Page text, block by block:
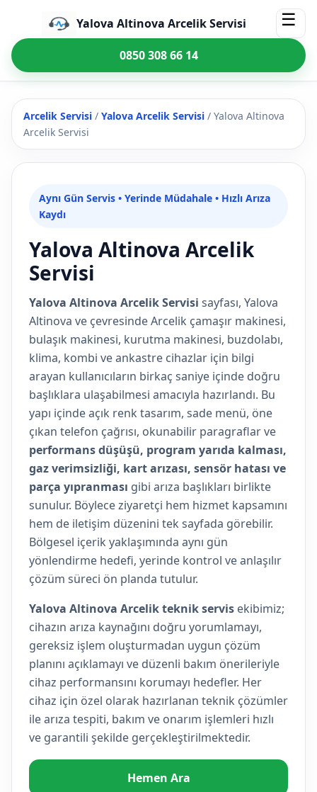
Yalova Altinova Arcelik Servisi ☰
0850 308 66 14
Arcelik Servisi / Yalova Arcelik Servisi / Yalova Altinova
Arcelik Servisi
Aynı Gün Servis • Yerinde Müdahale • Hızlı Arıza
Kaydı
Yalova Altinova Arcelik
Servisi
Yalova Altinova Arcelik Servisi sayfası, Yalova
Altinova ve çevresinde Arcelik çamaşır makinesi,
bulaşık makinesi, kurutma makinesi, buzdolabı,
klima, kombi ve ankastre cihazlar için bilgi
arayan kullanıcıların birkaç saniye içinde doğru
başlıklara ulaşabilmesi amacıyla hazırlandı. Bu
yapı içinde açık renk tasarım, sade menü, öne
çıkan telefon çağrısı, okunabilir paragraflar ve
performans düşüşü, program yarıda kalması,
gaz verimsizliği, kart arızası, sensör hatası ve
parça yıpranması gibi arıza başlıkları birlikte
sunulur. Böylece ziyaretçi hem hizmet kapsamını
hem de iletişim düzenini tek sayfada görebilir.
Bölgesel içerik yaklaşımında aynı gün
yönlendirme hedefi, yerinde kontrol ve anlaşılır
çözüm süreci ön planda tutulur.
Yalova Altinova Arcelik teknik servis ekibimiz;
cihazın arıza kaynağını doğru yorumlamayı,
gereksiz işlem oluşturmadan uygun çözüm
planını açıklamayı ve düzenli bakım önerileriyle
cihaz performansını korumayı hedefler. Her
cihaz için özel olarak hazırlanan teknik çözümler
ile arıza tespiti, bakım ve onarım işlemleri hızlı
ve garantili şekilde gerçekleştirilmektedir.
Hemen Ara